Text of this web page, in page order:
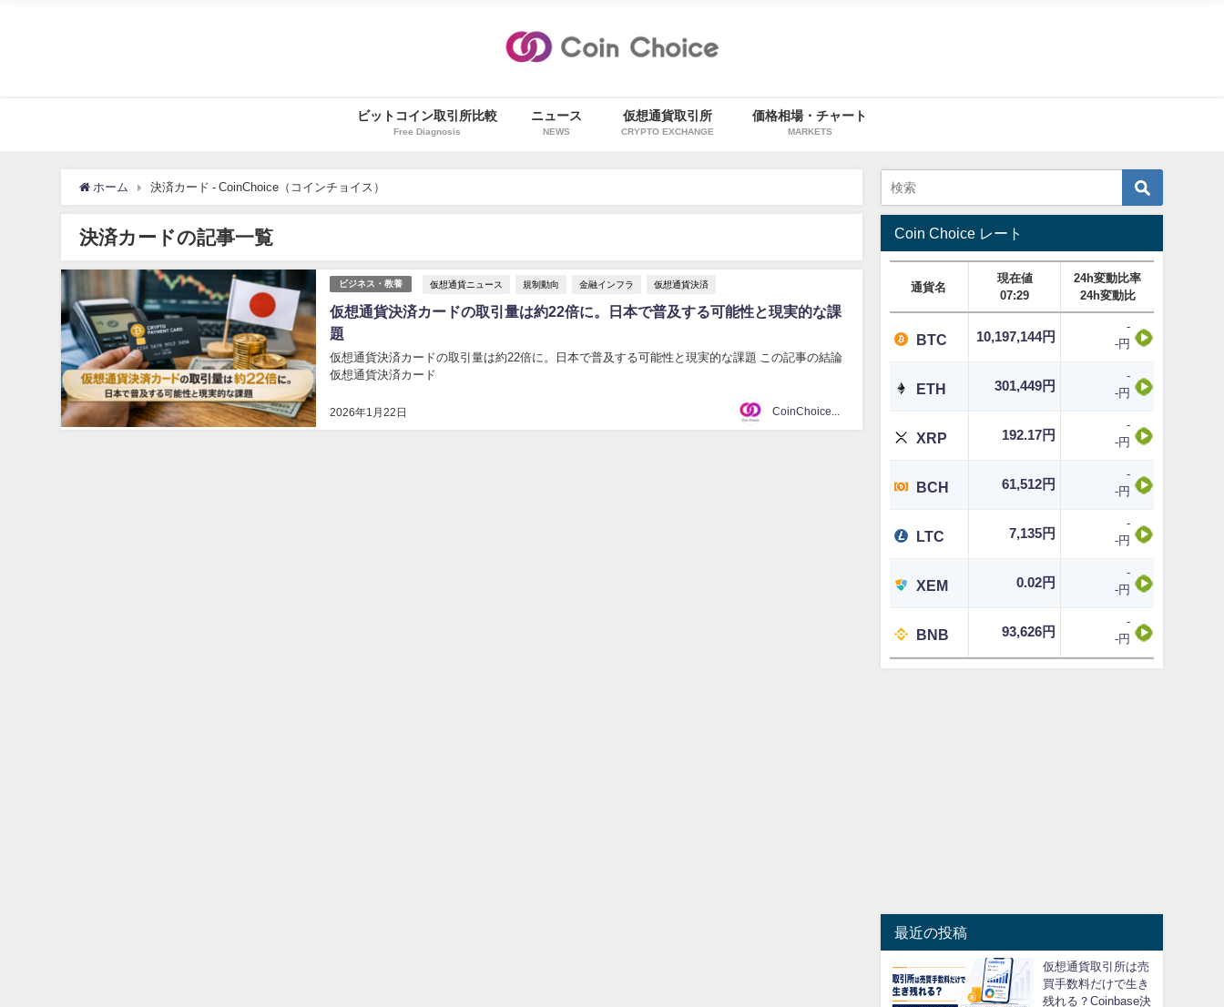
ビットコイン取引所比較
Free Diagnosis
ニュース
NEWS
仮想通貨取引所
CRYPTO EXCHANGE
価格相場・チャート
MARKETS
ホーム 決済カード - CoinChoice（コインチョイス）
決済カードの記事一覧
ビジネス・教養 仮想通貨ニュース 規制動向 金融インフラ 仮想通貨決済
仮想通貨決済カードの取引量は約22倍に。日本で普及する可能性と現実的な課
題
2026年1月22日
仮想通貨決済カードの取引量は約22倍に。日本で普及する可能性と現実的な課題 この記事の結論
仮想通貨決済カード
Coin Choice レート
通貨名
現在値
07:29
24h変動比率
24h変動比
BTC 10,197,144円
-
-円
ETH 301,449円
-
-円
XRP 192.17円
-
-円
BCH 61,512円
-
-円
LTC 7,135円
-
-円
XEM 0.02円
-
-円
BNB 93,626円
-
-円
最近の投稿
仮想通貨取引所は売
買手数料だけで生き
残れる？Coinbase決